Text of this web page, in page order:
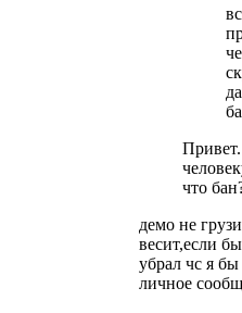
что
демо не
весит,если
убрал чс я бы
личное